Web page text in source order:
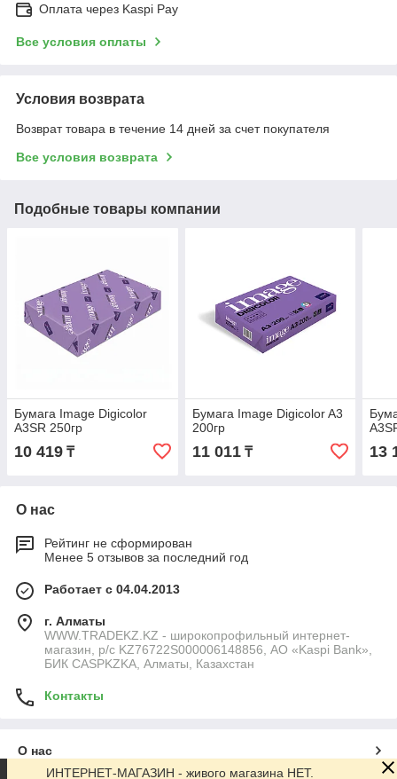
Оплата через Kaspi Pay
Все условия оплаты
Условия возврата
Возврат товара в течение 14 дней за счет покупателя
Все условия возврата
Подобные товары компании
Бумага Image Digicolor
A3SR 250гр
10 419 ₸
Бумага Image Digicolor A3
200гр
11 011₸ 13
О нас
Рейтинг не сформирован
Менее 5 отзывов за последний год
Работает с 04.04.2013
г. Алматы
WWW.TRADEKZ.KZ - широкопрофильный интернет-
магазин, р/с KZ76722S000006148856, АО «Kaspi Bank»,
БИК CASPKZKA, Алматы, Казахстан
Контакты
О нас
ИНТЕРНЕТ-МАГАЗИН - живого магазина НЕТ.